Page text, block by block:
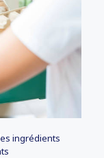
ingrédients